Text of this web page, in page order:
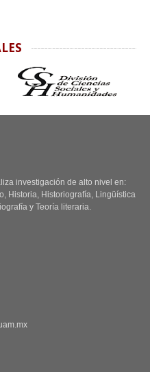
investigación de alto nivel en:
Historia, Historiografía, Lingüística
y Teoría literaria.